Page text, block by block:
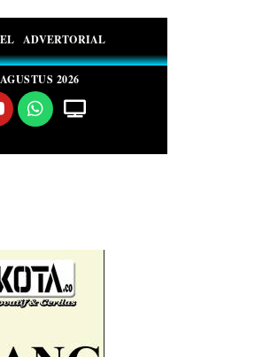
ADVERTORIAL
2026